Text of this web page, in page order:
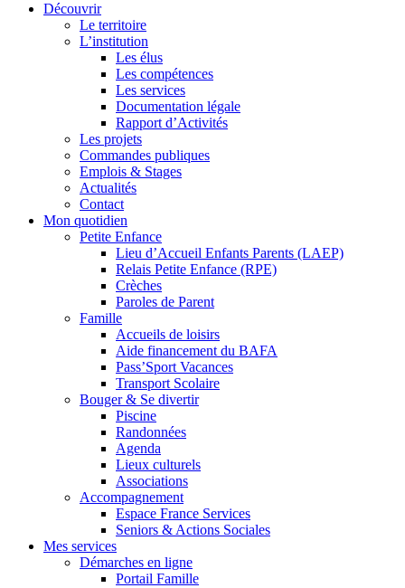
Découvrir
Le territoire
L’institution
Les élus
Les compétences
Les services
Documentation légale
Rapport d’Activités
Les projets
Commandes publiques
Emplois & Stages
Actualités
Contact
Mon quotidien
Petite Enfance
Lieu d’Accueil Enfants Parents (LAEP)
Relais Petite Enfance (RPE)
Crèches
Paroles de Parent
Famille
Accueils de loisirs
Aide financement du BAFA
Pass’Sport Vacances
Transport Scolaire
Bouger & Se divertir
Piscine
Randonnées
Agenda
Lieux culturels
Associations
Accompagnement
Espace France Services
Seniors & Actions Sociales
Mes services
Démarches en ligne
Portail Famille